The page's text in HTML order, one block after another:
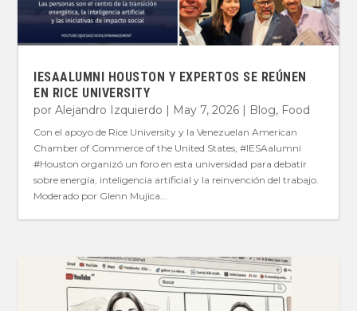
IESAALUMNI HOUSTON Y EXPERTOS SE REÚNEN
EN RICE UNIVERSITY
porAlejandro Izquierdo | May 7, 2026 | Blog, Food
Con el apoyo de Rice University y la Venezuelan American
Chamber of Commerce of the United States, #IESAalumni
#Houston organizó un foro en esta universidad para debatir
sobre energía, inteligencia artificial y la reinvención del trabajo.
Moderado por Glenn Mujica...